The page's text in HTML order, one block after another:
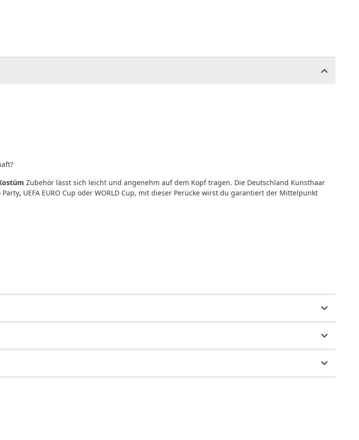
Zubehör lässt sich leicht und angenehm auf dem Kopf tragen. Die Deutschland Kunsthaar
Party, UEFA EURO Cup oder WORLD Cup, mit dieser Perücke wirst du garantiert der Mittelpunkt